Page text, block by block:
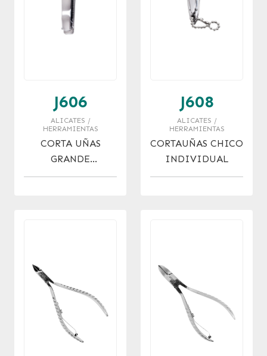
J606
ALICATES /
HERRAMIENTAS
CORTA UÑAS
GRANDE
INDIVIDUAL
J608
ALICATES /
HERRAMIENTAS
CORTAUÑAS CHICO
INDIVIDUAL